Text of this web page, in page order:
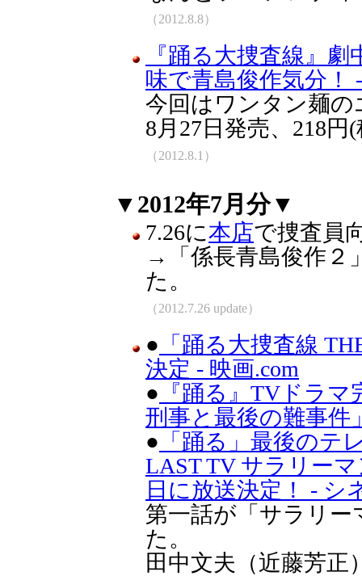
（2012.8.8）
『踊る大捜査線』
味で青島俊作気分！
今回はワンタン麺
8月27日発売、218円
（2012.8.1）
▼2012年7月分▼
7.26に本店で捜査員
→「係長青島俊作２
た。
（2012.7.26 update）
● 「踊る大捜査線
決定 - 映画.com
● 『踊る』TVドラ
刑事と最後の難事件
● 「踊る」最後のテ
LAST TV サラリー
日に放送決定！ - シ
第一話が「サラリ
た。
田中文夫（近藤芳正